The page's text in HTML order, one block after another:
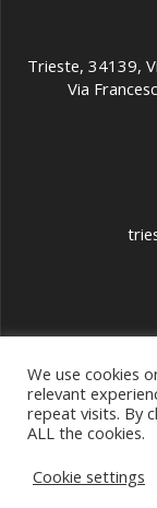
Trieste, 34139,
Via
© 2026 ACCRI.
We use cookies
relevant
repeat visits. By
ALL the cookies.
Cookie settings